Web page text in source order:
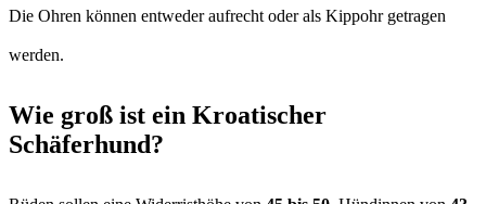
Die Ohren können entweder aufrecht oder als Kippohr getragen
werden.
Wie groß ist ein Kroatischer
Schäferhund?